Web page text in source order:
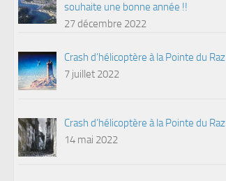
souhaite une bonne année !!
27 décembre 2022
Crash d’hélicoptère à la Pointe du Raz
7 juillet 2022
Crash d’hélicoptère à la Pointe du Raz
14 mai 2022